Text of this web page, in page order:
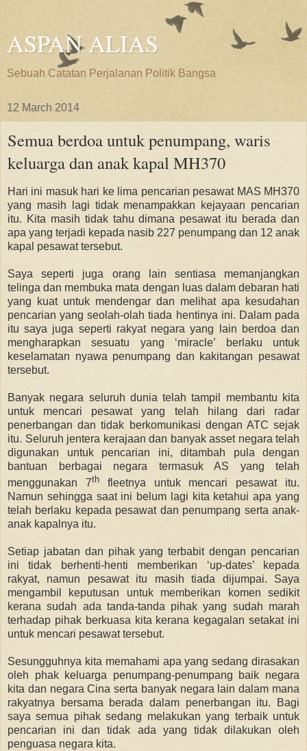
ASPAN ALIAS
Sebuah Catatan Perjalanan Politik Bangsa
12 March 2014
Semua berdoa untuk penumpang, waris
keluarga dan anak kapal MH370
Hari ini masuk hari ke lima pencarian pesawat MAS MH370
yang masih lagi tidak menampakkan kejayaan pencarian
itu. Kita masih tidak tahu dimana pesawat itu berada dan
apa yang terjadi kepada nasib 227 penumpang dan 12 anak
kapal pesawat tersebut.
Saya seperti juga orang lain sentiasa memanjangkan
telinga dan membuka mata dengan luas dalam debaran hati
yang kuat untuk mendengar dan melihat apa kesudahan
pencarian yang seolah-olah tiada hentinya ini. Dalam pada
itu saya juga seperti rakyat negara yang lain berdoa dan
mengharapkan sesuatu yang ‘miracle’ berlaku untuk
keselamatan nyawa penumpang dan kakitangan pesawat
tersebut.
Banyak negara seluruh dunia telah tampil membantu kita
untuk mencari pesawat yang telah hilang dari radar
penerbangan dan tidak berkomunikasi dengan ATC sejak
itu. Seluruh jentera kerajaan dan banyak asset negara telah
digunakan untuk pencarian ini, ditambah pula dengan
bantuan berbagai negara termasuk AS yang telah
menggunakan 7thfleetnya untuk mencari pesawat itu.
Namun sehingga saat ini belum lagi kita ketahui apa yang
telah berlaku kepada pesawat dan penumpang serta anak-
anak kapalnya itu.
Setiap jabatan dan pihak yang terbabit dengan pencarian
ini tidak berhenti-henti memberikan ‘up-dates’ kepada
rakyat, namun pesawat itu masih tiada dijumpai. Saya
mengambil keputusan untuk memberikan komen sedikit
kerana sudah ada tanda-tanda pihak yang sudah marah
terhadap pihak berkuasa kita kerana kegagalan setakat ini
untuk mencari pesawat tersebut.
Sesungguhnya kita memahami apa yang sedang dirasakan
oleh phak keluarga penumpang-penumpang baik negara
kita dan negara Cina serta banyak negara lain dalam mana
rakyatnya bersama berada dalam penerbangan itu. Bagi
saya semua pihak sedang melakukan yang terbaik untuk
pencarian ini dan tidak ada yang tidak dilakukan oleh
penguasa negara kita.